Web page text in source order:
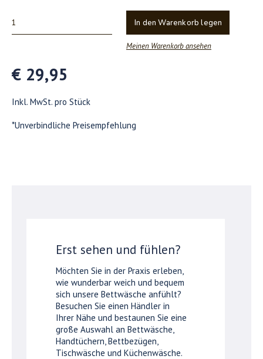
In den Warenkorb legen
Meinen Warenkorb ansehen
€ 29,95
Inkl. MwSt. pro Stück
*Unverbindliche Preisempfehlung
Erst sehen und fühlen?
Möchten Sie in der Praxis erleben,
wie wunderbar weich und bequem
sich unsere Bettwäsche anfühlt?
Besuchen Sie einen Händler in
Ihrer Nähe und bestaunen Sie eine
große Auswahl an Bettwäsche,
Handtüchern, Bettbezügen,
Tischwäsche und Küchenwäsche.